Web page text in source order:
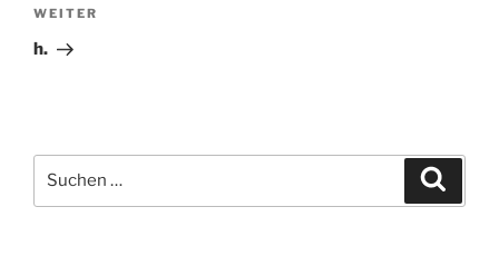
Nächster
Beitrag
WEITER
h.
Suchen